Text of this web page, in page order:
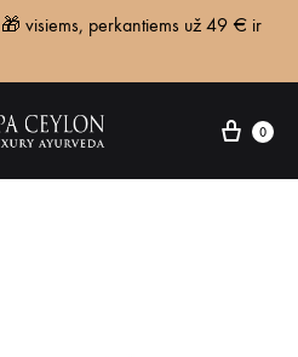
visiems, perkantiems už 49 € ir
0